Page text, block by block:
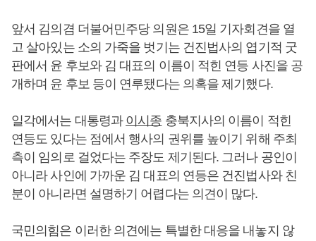
앞서 김의겸 더불어민주당 의원은 15일 기자회견을 열
고 살아있는 소의 가죽을 벗기는 건진법사의 엽기적 굿
판에서 윤 후보와 김 대표의 이름이 적힌 연등 사진을 공
개하며 윤 후보 등이 연루됐다는 의혹을 제기했다.
일각에서는 대통령과 이시종 충북지사의 이름이 적힌
연등도 있다는 점에서 행사의 권위를 높이기 위해 주최
측이 임의로 걸었다는 주장도 제기된다. 그러나 공인이
아니라 사인에 가까운 김 대표의 연등은 건진법사와 친
분이 아니라면 설명하기 어렵다는 의견이 많다.
국민의힘은 이러한 의견에는 특별한 대응을 내놓지 않